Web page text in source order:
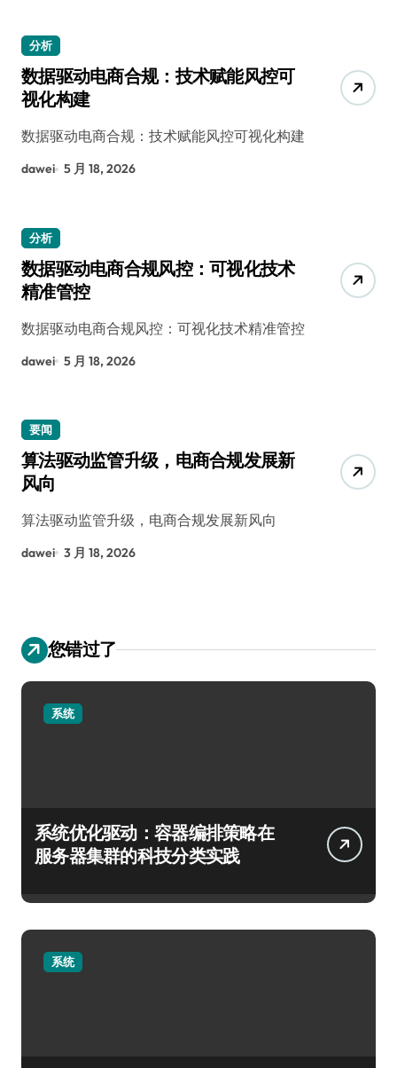
分析
数据驱动电商合规：技术赋能风控可
视化构建
数据驱动电商合规：技术赋能风控可视化构建
dawei 5 月 18, 2026
分析
数据驱动电商合规风控：可视化技术
精准管控
数据驱动电商合规风控：可视化技术精准管控
dawei 5 月 18, 2026
要闻
算法驱动监管升级，电商合规发展新
风向
算法驱动监管升级，电商合规发展新风向
dawei 3 月 18, 2026
您错过了
系统
系统优化驱动：容器编排策略在
服务器集群的科技分类实践
系统